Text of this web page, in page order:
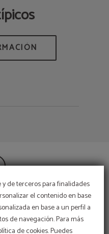
de terceros para finalidades
el contenido en base
en base a un perfil a
de navegación. Para más
de cookies. Puedes
con